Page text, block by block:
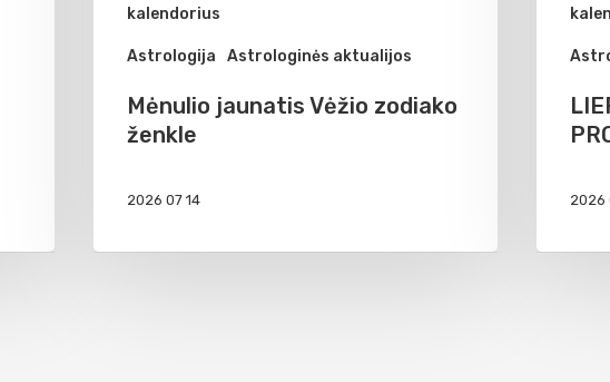
kalendorius
Astrologija Astrologinės aktualijos
Mėnulio jaunatis Vėžio zodiako
ženkle
2026 07 14 2026